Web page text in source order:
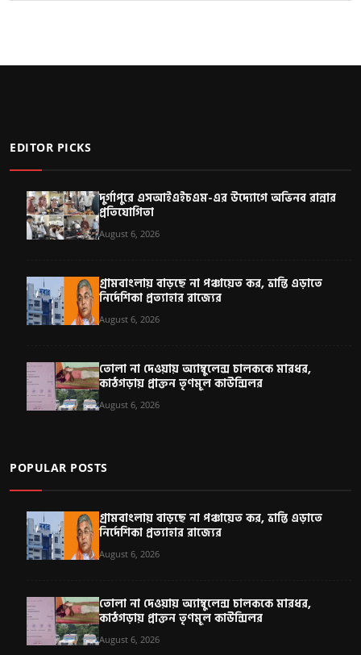
EDITOR PICKS
দুর্গাপুরে এসআইএইচএম-এর উদ্যোগে অভিনব রান্নার
প্রতিযোগিতা
August 6, 2026
গ্রামবাংলায় বাড়ছে না পঞ্চায়েত কর, ভ্রান্তি এড়াতে
নির্দেশিকা প্রত্যাহার রাজ্যের
August 6, 2026
তোলা না দেওয়ায় অ্যাম্বুলেন্স চালককে মারধর,
কাঠগড়ায় প্রাক্তন তৃণমূল কাউন্সিলর
August 6, 2026
POPULAR POSTS
গ্রামবাংলায় বাড়ছে না পঞ্চায়েত কর, ভ্রান্তি এড়াতে
নির্দেশিকা প্রত্যাহার রাজ্যের
August 6, 2026
তোলা না দেওয়ায় অ্যাম্বুলেন্স চালককে মারধর,
কাঠগড়ায় প্রাক্তন তৃণমূল কাউন্সিলর
August 6, 2026